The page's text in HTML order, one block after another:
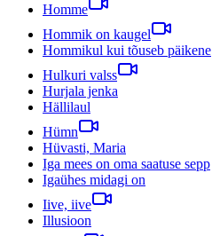
Homme
Hommik on kaugel
Hommikul kui tõuseb päikene
Hulkuri valss
Hurjala jenka
Hällilaul
Hümn
Hüvasti, Maria
Iga mees on oma saatuse sepp
Igaühes midagi on
Iive, iive
Illusioon